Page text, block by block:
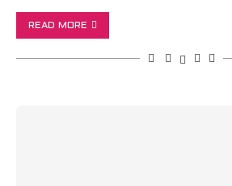
READ MORE